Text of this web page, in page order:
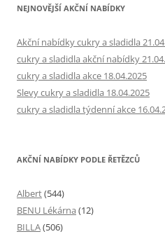
NEJNOVĚJŠÍ AKČNÍ NABÍDKY
Akční nabídky cukry a sladidla
cukry a sladidla akční nabídky
cukry a sladidla akce 18.04.2025
Slevy cukry a sladidla 18.04.2025
cukry a sladidla týdenní akce
AKČNÍ NABÍDKY PODLE ŘETĚZCŮ
Albert(544)
BENU Lékárna (12)
BILLA(506)